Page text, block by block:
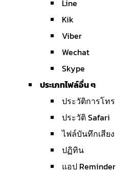
Line
Kik
Viber
Wechat
Skype
ประเภทไฟล์อื่น ๆ
ประวัติการโทร
ประวัติ Safari
ไฟล์บันทึกเสียง
ปฏิทิน
แอป Reminder